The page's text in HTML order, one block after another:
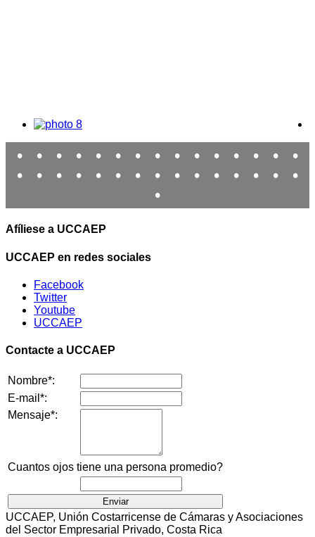
• • • • • • • • • • • • • •
•
•
• • • • • • • • • • • • •
•
•
Afíliese a UCCAEP
UCCAEP en redes sociales
Facebook
Twitter
Youtube
UCCAEP
Contacte a UCCAEP
Nombre*:
E-mail*:
Mensaje*:
Cuantos ojos tiene una persona promedio?
UCCAEP, Unión Costarricense de Cámaras y Asociaciones
del Sector Empresarial Privado, Costa Rica